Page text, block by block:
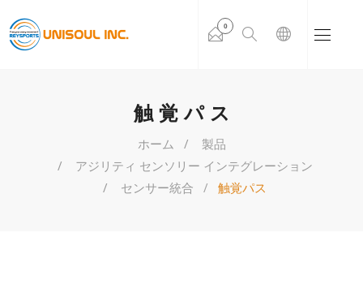
0
触覚パス
ホーム
製品
アジリティ センソリー インテグレーション
センサー統合
触覚パス